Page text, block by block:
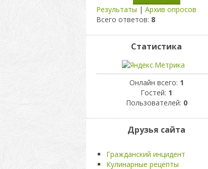
Результаты | Архив опросов
Всего ответов: 8
Статистика
Онлайн всего: 1
Гостей: 1
Пользователей: 0
Друзья сайта
Гражданский инцидент
Кулинарные рецепты